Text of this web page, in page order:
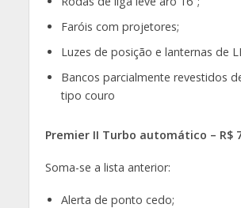
Faróis com projetores;
Luzes de posição e lanternas de
Bancos parcialmente revestidos
tipo couro
Premier II Turbo automático – R$
Soma-se a lista anterior:
Alerta de ponto cedo;